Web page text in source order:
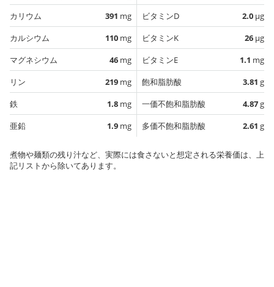
カリウム
391 mg
カルシウム
110 mg
マグネシウム
46 mg
リン
219 mg
鉄
1.8 mg
亜鉛
1.9 mg
ビタミンD
2.0 µg
ビタミンK
26 µg
ビタミンE
1.1 mg
飽和脂肪酸
3.81 g
一価不飽和脂肪酸
4.87g
多価不飽和脂肪酸
2.61 g
煮物や麺類の残り汁など、実際には食さないと想定される栄養価は、上
記リストから除いてあります。